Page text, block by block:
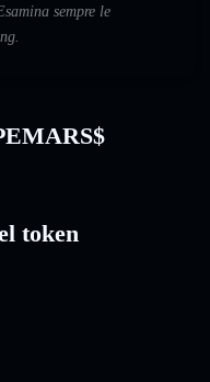
sempre le
token